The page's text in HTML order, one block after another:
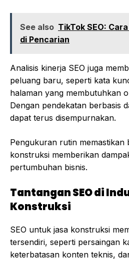
See also TikTok SEO:
di Pencarian
Analisis kinerja SEO juga
peluang baru, seperti kata
halaman yang membutuhkan
Dengan pendekatan berbasis
dapat terus disempurnakan.
Pengukuran rutin memastikan
konstruksi memberikan
pertumbuhan bisnis.
Tantangan SEO di
Konstruksi
SEO untuk jasa konstruksi
tersendiri, seperti persaingan
keterbatasan konten teknis,